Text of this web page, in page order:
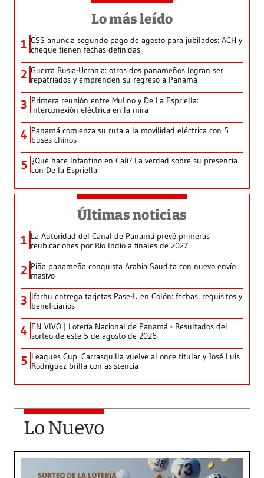
Lo más leído
1 CSS anuncia segundo pago de agosto para jubilados: ACH y
cheque tienen fechas definidas
2 Guerra Rusia-Ucrania: otros dos panameños logran ser
repatriados y emprenden su regreso a Panamá
3 Primera reunión entre Mulino y De La Espriella:
interconexión eléctrica en la mira
4 Panamá comienza su ruta a la movilidad eléctrica con 5
buses chinos
5 ¿Qué hace Infantino en Cali? La verdad sobre su presencia
con De la Espriella
Últimas noticias
1 La Autoridad del Canal de Panamá prevé primeras
reubicaciones por Río Indio a finales de 2027
2 Piña panameña conquista Arabia Saudita con nuevo envío
masivo
3 Ifarhu entrega tarjetas Pase-U en Colón: fechas, requisitos y
beneficiarios
4 EN VIVO | Lotería Nacional de Panamá - Resultados del
sorteo de este 5 de agosto de 2026
5 Leagues Cup: Carrasquilla vuelve al once titular y José Luis
Rodríguez brilla con asistencia
Lo Nuevo